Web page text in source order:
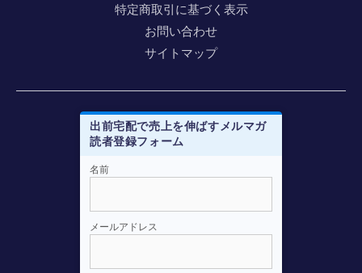
特定商取引に基づく表示
お問い合わせ
サイトマップ
出前宅配で売上を伸ばすメルマガ
読者登録フォーム
名前
メールアドレス
e-mail*
お名前*